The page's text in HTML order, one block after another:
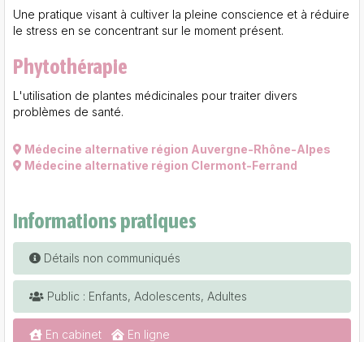
Une pratique visant à cultiver la pleine conscience et à réduire
le stress en se concentrant sur le moment présent.
Phytothérapie
L'utilisation de plantes médicinales pour traiter divers
problèmes de santé.
Médecine alternative région Auvergne-Rhône-Alpes
Médecine alternative région Clermont-Ferrand
Informations pratiques
Détails non communiqués
Public : Enfants, Adolescents, Adultes
En cabinet En ligne